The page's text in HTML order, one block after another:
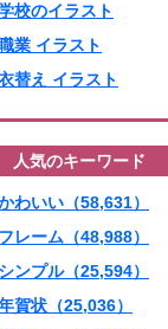
校のイラスト
業 イラスト
替え イラスト
人気のキーワード
わいい（58,631）
フレーム（48,988）
シンプル（25,594）
賀状（25,036）